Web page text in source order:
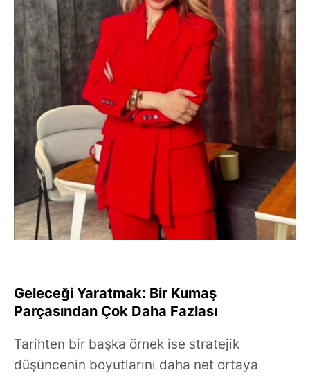
Geleceği Yaratmak: Bir Kumaş
Parçasından Çok Daha Fazlası
Tarihten bir başka örnek ise stratejik
düşüncenin boyutlarını daha net ortaya